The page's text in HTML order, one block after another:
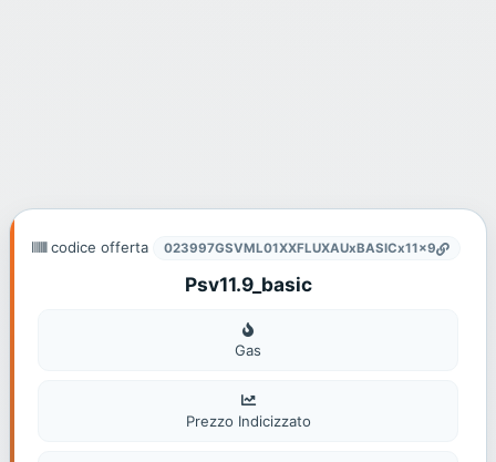
codice offerta 023997GSVML01XXFLUXAUxBASICx11x9
Psv11.9_basic
Gas
Gas
Prezzo Indicizzato